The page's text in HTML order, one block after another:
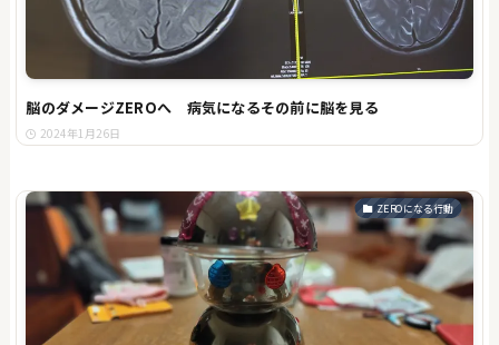
脳のダメージZEROへ 病気になるその前に脳を見る
2024年1月26日
ZEROになる行動